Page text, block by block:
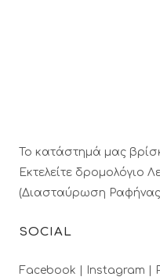
Το κατάστημά μας
Εκτελείτε δρομολόγιο
(Διασταύρωση
SOCIAL
Facebook | Instagram |